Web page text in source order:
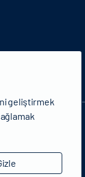
hakları saklıdır.
geliştirmek